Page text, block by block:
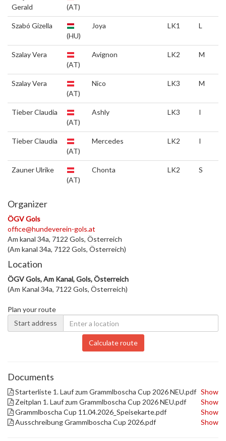
Gerald
(AT)
Szabó Gizella
(HU)
Joya LK1 L
Szalay Vera
(AT)
Avignon LK2 M
Szalay Vera
(AT)
Nico LK3 M
Tieber Claudia
(AT)
Ashly LK3 I
Tieber Claudia
(AT)
Mercedes LK2 I
Zauner Ulrike
(AT)
Chonta LK2 S
Organizer
ÖGV Gols
office@hundeverein-gols.at
Am kanal 34a, 7122 Gols, Österreich
(Am kanal 34a, 7122 Gols, Österreich)
Location
ÖGV Gols, Am Kanal, Gols, Österreich
(Am Kanal 34a, 7122 Gols, Österreich)
Plan your route
Start address
Calculate route
Documents
Starterliste 1. Lauf zum Grammlboscha Cup 2026 NEU.pdf Show
Zeitplan 1. Lauf zum Grammlboscha Cup 2026 NEU.pdf
Show
Grammlboscha Cup 11.04.2026_Speisekarte.pdf
Show
Ausschreibung Grammlboscha Cup 2026.pdf
Show